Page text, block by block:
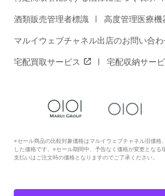
酒類販売管理者標識 高度管理医療
マルイウェブチャネル出店のお問い合
宅配買取サービス 宅配収納サー
※セール商品の比較対象価格はマルイウェブチャネル旧価
した価格です。※セール期間中、予告なく価格が変更とな
支払いはご注文時の価格となりますのでご了承ください。